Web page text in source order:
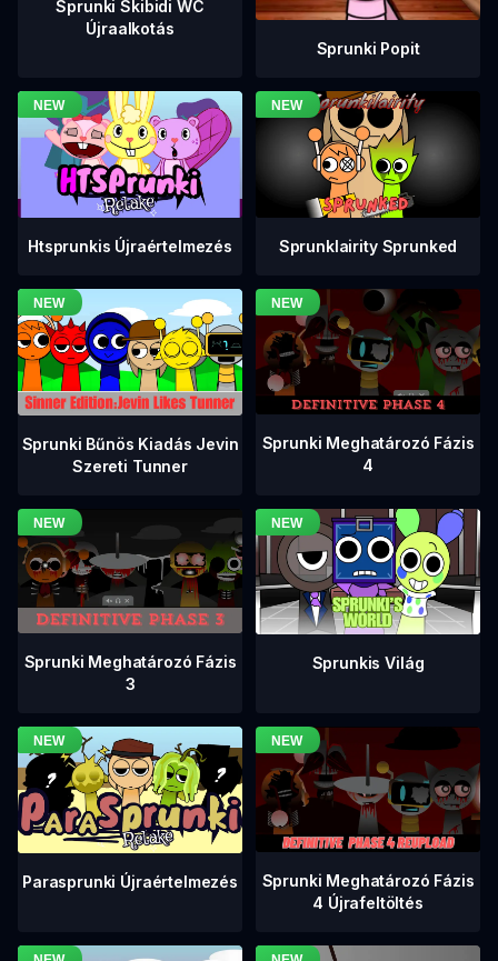
Sprunki Skibidi WC
Újraalkotás
Sprunki Popit
Htsprunkis Újraértelmezés Sprunklairity Sprunked
Sprunki Bűnös Kiadás Jevin
Szereti Tunner
Sprunki Meghatározó Fázis
4
Sprunki Meghatározó Fázis
3
Sprunkis Világ
Parasprunki Újraértelmezés
Sprunki Meghatározó Fázis
4 Újrafeltöltés